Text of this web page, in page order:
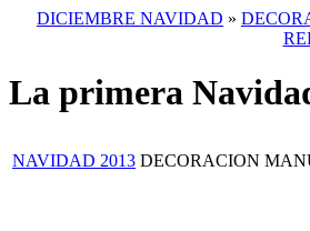
DICIEMBRE NAVIDAD »
La primera
NAVIDAD 2013 DECORACION